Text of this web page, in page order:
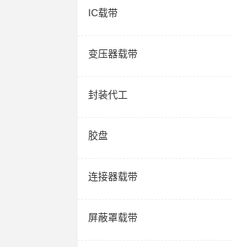
IC载带
变压器载带
封装代工
胶盘
连接器载带
屏蔽罩载带